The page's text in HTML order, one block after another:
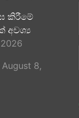
කිරීමේ
අවශ්‍ය
August 8,